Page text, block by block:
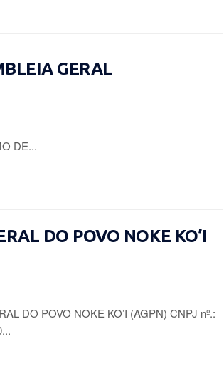
GERAL
DE...
DO POVO NOKE KO’I
DO POVO NOKE KO’I (AGPN) CNPJ nº.: